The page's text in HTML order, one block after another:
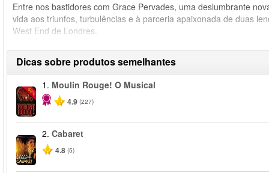
Entre nos bastidores com Grace Pervades, uma deslumbrante
vida aos triunfos, turbulências e à parceria apaixonada de duas
West End de Londres.
Dicas sobre produtos semelhantes
-50%
1. Moulin Rouge! O Musical
4.9 (227)
2. Cabaret
4.8 (5)